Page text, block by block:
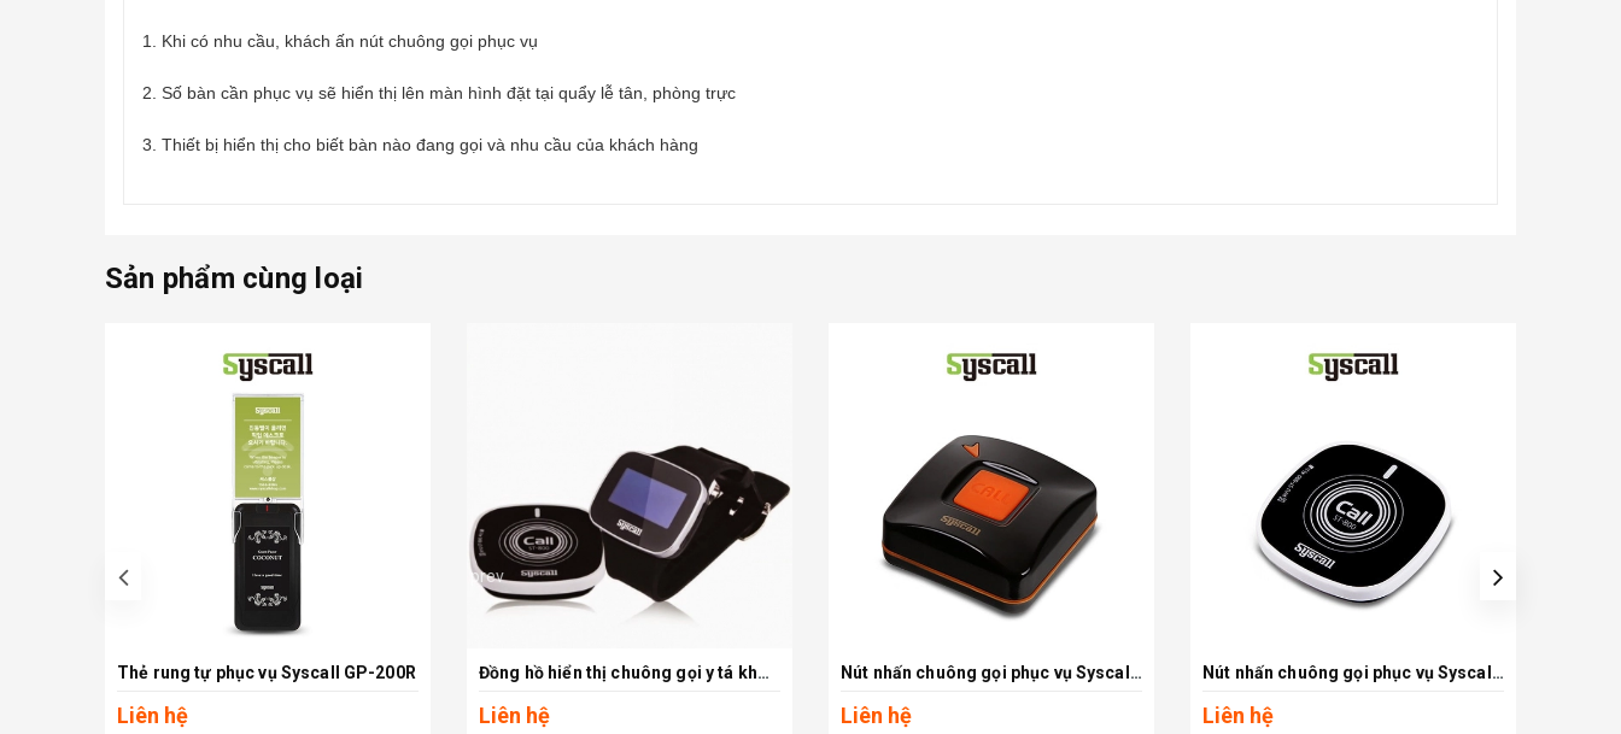
1. Khi có nhu cầu, khách ấn nút chuông gọi phục vụ
2. Số bàn cần phục vụ sẽ hiển thị lên màn hình đặt tại quẩy lễ tân, phòng trực
3. Thiết bị hiển thị cho biết bàn nào đang gọi và nhu cầu của khách hàng
Sản phẩm cùng loại
Xem chi tiết
Thẻ rung tự phục vụ Syscall GP-200R
Liên hệ
Xem chi tiết Đồng hồ hiển thị chuông gọi y tá không dây SB-600
Liên hệ
Xem chi tiết Nút nhấn chuông gọi phục vụ Syscall ST-400
Liên hệ
Xem chi tiết Nút nhấn chuông gọi phục vụ Syscall ST-800
Liên hệ
prev